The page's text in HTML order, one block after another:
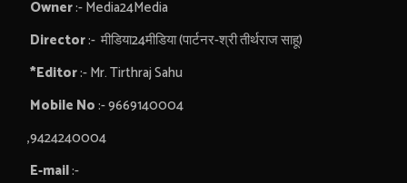
Owner:- Media24Media
Director:- मीडिया24मीडिया (पार्टनर-श्री तीर्थराज साहू)
*Editor:- Mr. Tirthraj Sahu
Mobile No:- 9669140004
,9424240004
E-mail:-